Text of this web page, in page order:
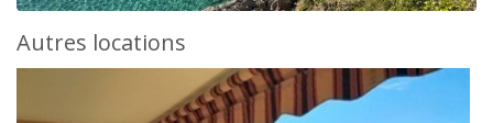
Autres locations